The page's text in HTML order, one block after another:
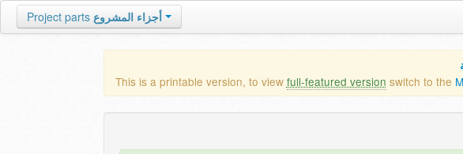
Project parts أجزاء المشروع
This is a printable version, to view full-featured version switch to the